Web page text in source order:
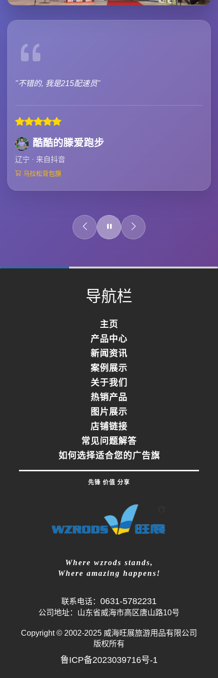
"不错的, 我是215配速员"
酷酷的滕爱跑步
辽宁 · 来自抖音
马拉松背包旗
0%
导航栏
主页
产品中心
新闻资讯
案例展示
关于我们
热销产品
图片展示
店铺链接
常见问题解答
如何选择适合您的广告旗
先锋 价值 分享
Where wzrods stands,
Where amazing happens!
联系电话： 0631-5782231
公司地址：山东省威海市高区唐山路10号
Copyright © 2002-2025 威海旺展旅游用品有限公司
版权所有
鲁ICP备2023039716号-1